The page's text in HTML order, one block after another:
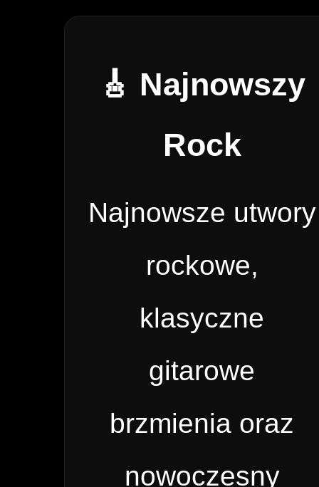
🎸 Najnowszy
Rock
Najnowsze utwory
rockowe,
klasyczne
gitarowe
brzmienia oraz
nowoczesny